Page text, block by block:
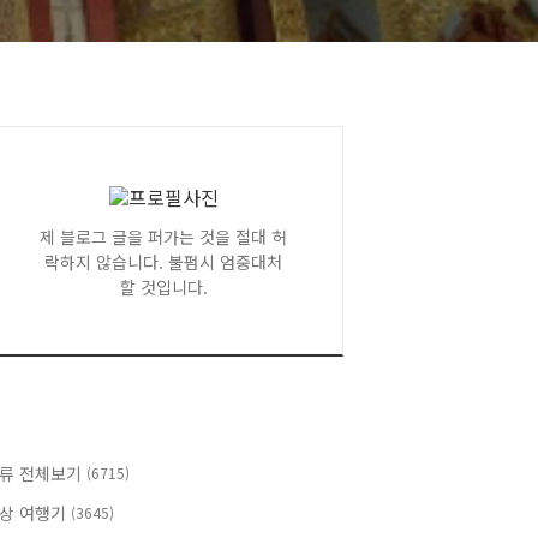
제 블로그 글을 퍼가는 것을 절대 허
락하지 않습니다. 불펌시 엄중대처
할 것입니다.
전체보기 (6715)
여행기 (3645)